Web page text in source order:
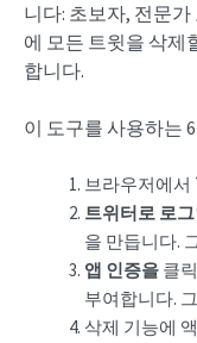
니다: 초보자, 전문
에 모든 트윗을 삭제
합니다.
이 도구를 사용하는
브라우저에서
트위터로 로
을 만듭니다.
앱 인증을 클
부여합니다.
삭제 기능에